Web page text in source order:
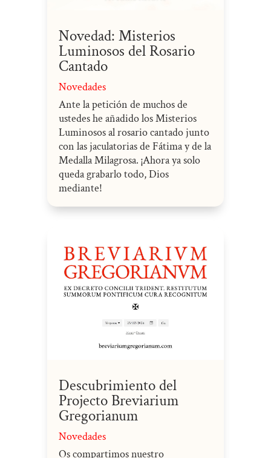
Novedad: Misterios
Luminosos del Rosario
Cantado
Novedades
Ante la petición de muchos de
ustedes he añadido los Misterios
Luminosos al rosario cantado junto
con las jaculatorias de Fátima y de la
Medalla Milagrosa. ¡Ahora ya solo
queda grabarlo todo, Dios
mediante!
Descubrimiento del
Projecto Breviarium
Gregorianum
Novedades
Os compartimos nuestro